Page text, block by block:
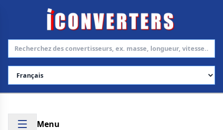
Choisir la langue
Menu